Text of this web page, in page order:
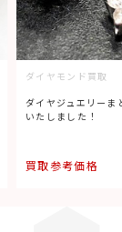
ダイヤモンド買取
ダイヤジュエリーま
いたしました！
買取参考価格